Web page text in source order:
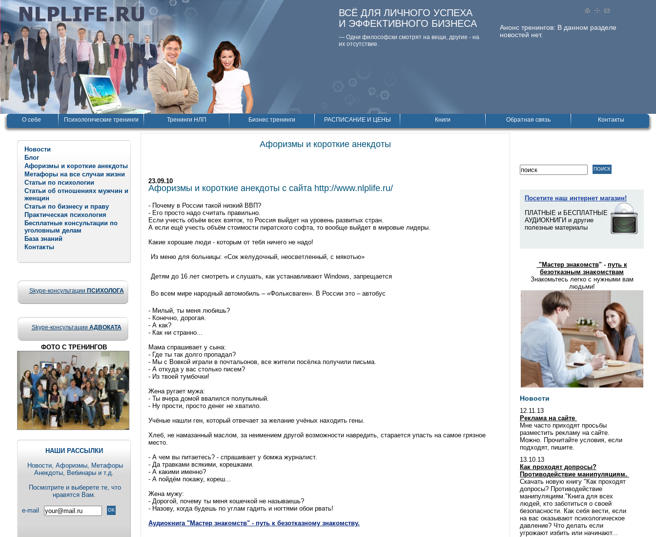
Анонс тренингов: В данном разделе
новостей нет.
ВСЁ ДЛЯ ЛИЧНОГО УСПЕХА
И ЭФФЕКТИВНОГО БИЗНЕСА
— Одни философски смотpят на вещи, дpугие - на
их отсутствие.
О себе Психологические тренинги Тренинги НЛП Бизнес тренинги РАСПИСАНИЕ И ЦЕНЫ Книги Обратная связь Контакты
Новости
Блог
Афоризмы и короткие анекдоты
Метафоры на все случаи жизни
Статьи по психологии
Статьи об отношениях мужчин и
женщин
Статьи по бизнесу и праву
Практическая психология
Бесплатные консультации по
уголовным делам
База знаний
Контакты
Skype-консультации ПСИХОЛОГА
Skype-консультации АДВОКАТА
ФОТО С ТРЕНИНГОВ
НАШИ РАССЫЛКИ
Новости, Aфоризмы, Метафоры
Анекдоты, Вебинары и т.д.
Посмотрите и выберете те, что
нравятся Вам.
e-mail
Афоризмы и короткие анекдоты
23.09.10
Афоризмы и короткие анекдоты с сайта http://www.nlplife.ru/
- Почему в России такой низкий ВВП?
- Его просто надо считать правильно.
Если учесть объём всех взяток, то Россия выйдет на уровень развитых стран.
А если ещё учесть объём стоимости пиратского софта, то вообще выйдет в мировые лидеры.
Какие хорошие люди - которым от тебя ничего не надо!
Из меню для больницы: «Сок желyдочный, неосветленный, с мякотью»
Детям до 16 лет смотреть и слушать, как устанавливают Windows, запрещается
Во всем мире народный автомобиль – «Фольксваген». В России это – автобус
- Милый, ты меня любишь?
- Конечно, дорогая.
- А как?
- Как ни странно...
Мама спрашивает у сына:
- Где ты так долго пропадал?
- Мы с Вовкой играли в почтальонов, все жители посёлка получили письма.
- А откуда у вас столько писем?
- Из твоей тумбочки!
Жена ругает мужа:
- Ты вчера домой ввалился полупьяный.
- Ну прости, просто денег не хватило.
Учёные нашли ген, который отвечает за желание учёных находить гены.
Хлеб, не намазанный маслом, за неимением другой возможности навредить, старается упасть на самое грязное
место.
- А чем вы питаетесь? - спрашивает у бомжа журналист.
- Да травками всякими, корешками.
- А какими именно?
- А пойдём покажу, кореш...
Жена мужу:
- Дорогой, почему ты меня кошечкой не называешь?
- Назову, когда будешь по углам гадить и ногтями обои рвать!
Аудиокнига "Мастер знакомств" - путь к безотказному знакомству.
Посетите наш интернет магазин!
ПЛАТНЫЕ и БЕСПЛАТНЫЕ
АУДИОКНИГИ и другие
полезные материалы
"Мастер знакомств" - путь к
безотказным знакомствам
Знакомьтесь легко с нужными вам
людьми!
Новости
12.11.13
Реклама на сайте
Мне часто приходят просьбы
разместить рекламу на сайте.
Можно. Прочитайте условия, если
подходят, пишите.
13.10.13
Как проходят допросы?
Противодействие манипуляциям.
Скачать новую книгу "Как проходят
допросы? Противодействие
манипуляциям."Книга для всех
людей, кто заботиться о своей
безопасности. Как себя вести, если
на вас оказывают психологическое
давление? Что делать если
угрожают избить или начинают...